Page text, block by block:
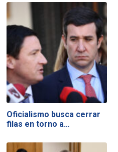
Oficialismo busca cerrar
filas en torno a…